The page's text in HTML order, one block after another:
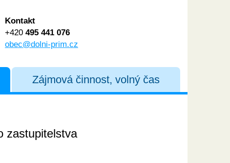
Kontakt
+420 495 441 076
obec@dolni-prim.cz
Zájmová činnost, volný čas
zastupitelstva